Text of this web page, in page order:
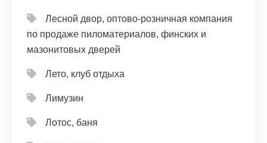
Лесной двор, оптово-розничная компания
по продаже пиломатериалов, финских и
мазонитовых дверей
Лето, клуб отдыха
Лимузин
Лотос, баня